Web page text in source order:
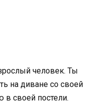
человек. Ты
на диване со своей
в своей постели.